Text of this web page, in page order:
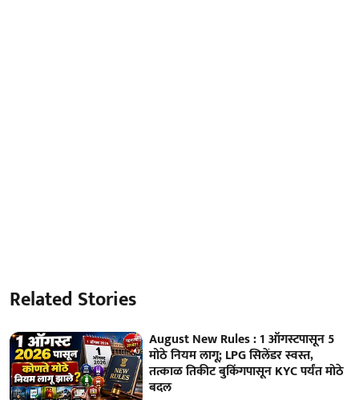
Related Stories
August New Rules : 1 ऑगस्टपासून 5
मोठे नियम लागू; LPG सिलेंडर स्वस्त,
तत्काळ तिकीट बुकिंगपासून KYC पर्यंत मोठे
बदल